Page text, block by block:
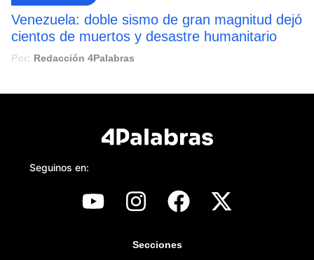
Venezuela: doble sismo de gran magnitud dejó
cientos de muertos y desastre humanitario
Por: Redacción 4Palabras
Seguinos en:
Secciones